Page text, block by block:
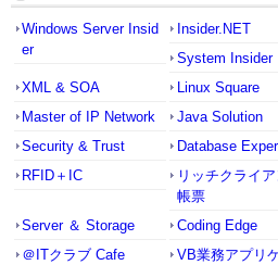
Windows Server Insid
er
Insider.NET
System Insider
XML & SOA
Linux Square
Master of IP Network
Java Solution
Security & Trust
Database
RFID＋IC
リッチクライ
帳票
Server ＆ Storage
Coding Edge
＠ITクラブ Cafe
VB業務アプリ